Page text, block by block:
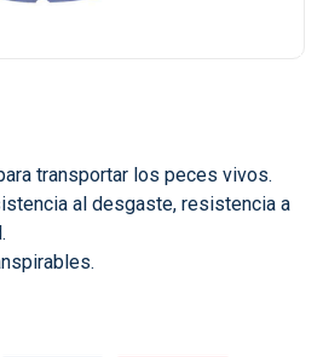
transportar los peces vivos.
al desgaste, resistencia a